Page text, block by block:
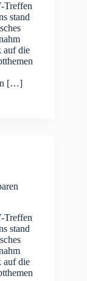
Treffen
stand
auf die
[…]
Treffen
stand
auf die